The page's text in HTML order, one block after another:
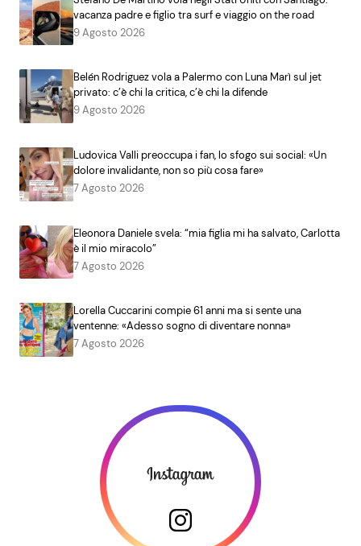
vacanza padre e figlio tra surf e viaggio on the road
9 Agosto 2026
Belén Rodriguez vola a Palermo con Luna Marì sul jet
privato: c’è chi la critica, c’è chi la difende
9 Agosto 2026
Ludovica Valli preoccupa i fan, lo sfogo sui social: «Un
dolore invalidante, non so più cosa fare»
7 Agosto 2026
Eleonora Daniele svela: “mia figlia mi ha salvato, Carlotta
è il mio miracolo”
7 Agosto 2026
Lorella Cuccarini compie 61 anni ma si sente una
ventenne: «Adesso sogno di diventare nonna»
7 Agosto 2026